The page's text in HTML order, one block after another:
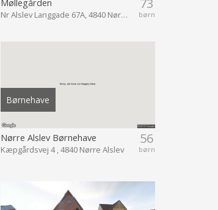
73
børn
Nr Alslev Langgade 67A, 4840 Nørre Alslev
Børnehave
56
børn
Nørre Alslev Børnehave
Kæpgårdsvej 4 , 4840 Nørre Alslev